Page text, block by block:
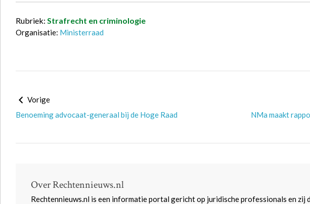
Rubriek: Strafrecht en criminologie
Organisatie: Ministerraad
Vorige
Benoeming advocaat-generaal bij de Hoge Raad
NMa maakt
Over Rechtennieuws.nl
Rechtennieuws.nl is een informatie portal gericht op juridische professionals en zij